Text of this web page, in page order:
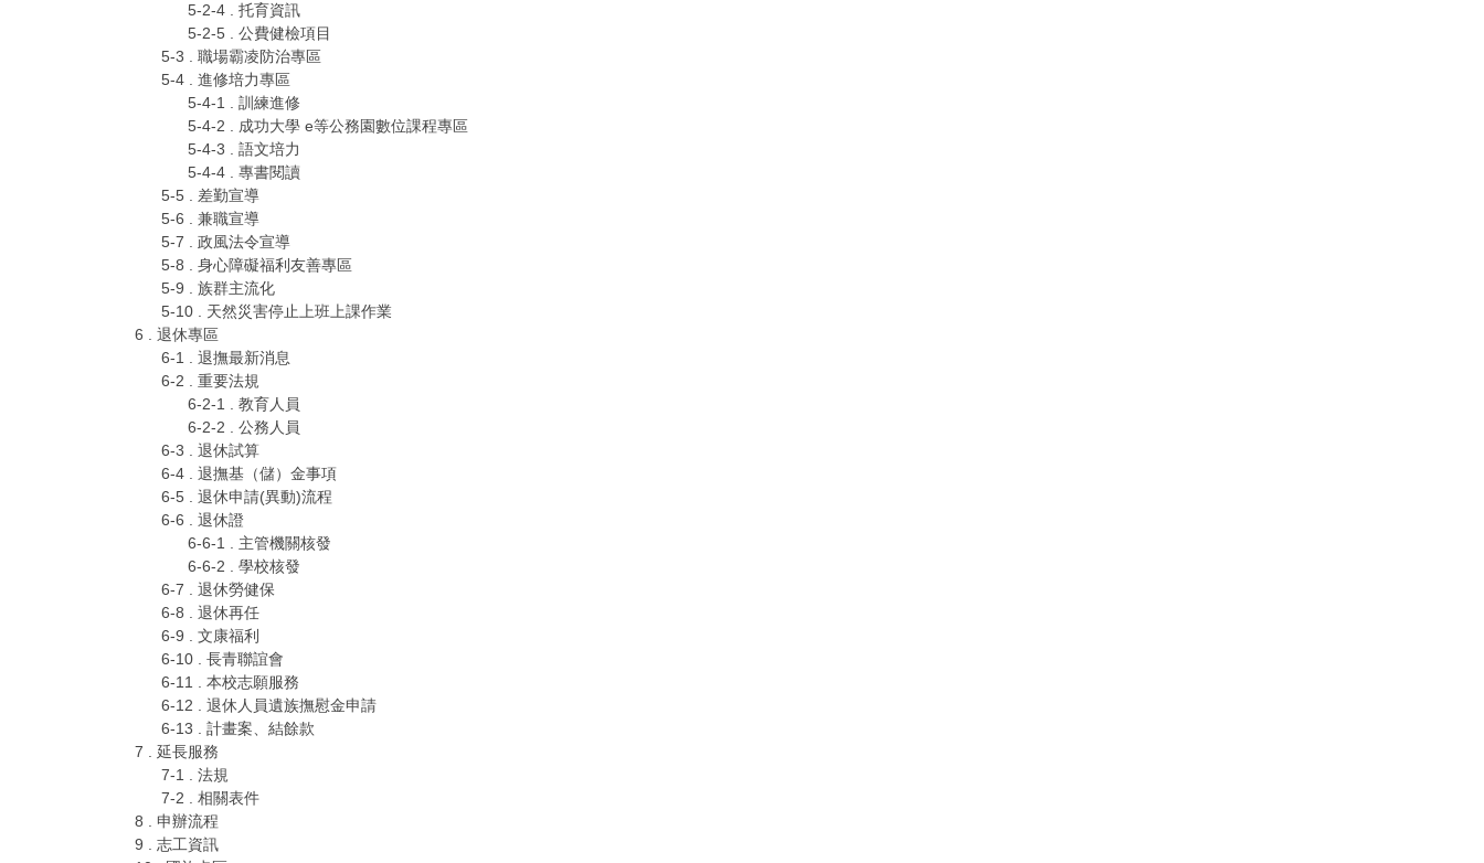
5-2-4 . 托育資訊
5-2-5 . 公費健檢項目
5-3 . 職場霸凌防治專區
5-4 . 進修培力專區
5-4-1 . 訓練進修
5-4-2 . 成功大學 e等公務園數位課程專區
5-4-3 . 語文培力
5-4-4 . 專書閱讀
5-5 . 差勤宣導
5-6 . 兼職宣導
5-7 . 政風法令宣導
5-8 . 身心障礙福利友善專區
5-9 . 族群主流化
5-10 . 天然災害停止上班上課作業
6 . 退休專區
6-1 . 退撫最新消息
6-2 . 重要法規
6-2-1 . 教育人員
6-2-2 . 公務人員
6-3 . 退休試算
6-4 . 退撫基（儲）金事項
6-5 . 退休申請(異動)流程
6-6 . 退休證
6-6-1 . 主管機關核發
6-6-2 . 學校核發
6-7 . 退休勞健保
6-8 . 退休再任
6-9 . 文康福利
6-10 . 長青聯誼會
6-11 . 本校志願服務
6-12 . 退休人員遺族撫慰金申請
6-13 . 計畫案、結餘款
7 . 延長服務
7-1 . 法規
7-2 . 相關表件
8 . 申辦流程
9 . 志工資訊